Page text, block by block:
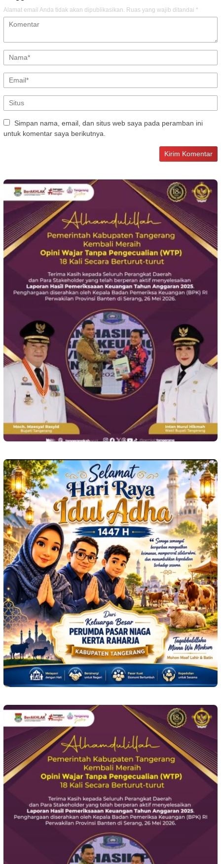
Alamat email Anda tidak akan dipublikasikan. Ruas yang wajib ditandai *
Simpan nama, email, dan situs web saya pada peramban ini
untuk komentar saya berikutnya.